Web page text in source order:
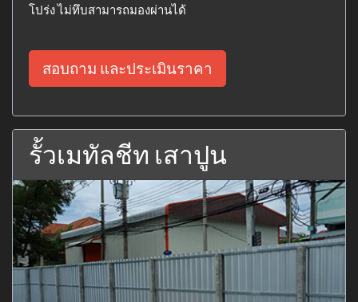
โปร่ง ไม่ทึบสามารถมองผ่านได้
สอบถาม และประเมินราคา
รั้วเมทัลชีท เสาปูน